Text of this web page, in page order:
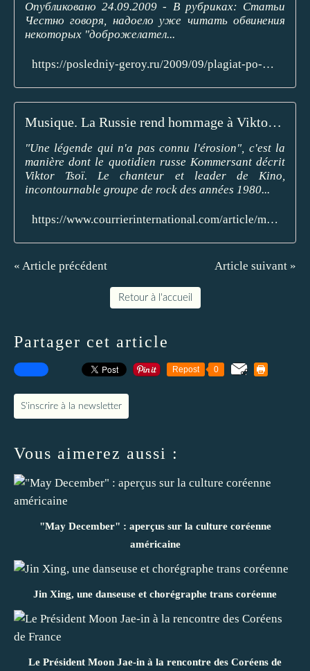
Опубликовано 24.09.2009 - В рубриках: Статьи
Честно говоря, надоело уже читать обвинения
некоторых "доброжелател...
https://posledniy-geroy.ru/2009/09/plagiat-po-kinoshnomu-chto-i-skolko-sodral-coj-u-cure-i-drugix-zamechatelnyx-lyudej/
Musique. La Russie rend hommage à Viktor Tsoï, légende du rock soviétique
"Une légende qui n'a pas connu l'érosion", c'est la
manière dont le quotidien russe Kommersant décrit
Viktor Tsoï. Le chanteur et leader de Kino,
incontournable groupe de rock des années 1980...
https://www.courrierinternational.com/article/musique-la-russie-rend-hommage-a-viktor-tsoi-legende-du-rock-sovietique
« Article précédent Article suivant »
Retour à l'accueil
Partager cet article
Repost 0
S'inscrire à la newsletter
Vous aimerez aussi :
"May December" : aperçus sur la culture coréenne
américaine
Jin Xing, une danseuse et chorégraphe trans coréenne
Le Président Moon Jae-in à la rencontre des Coréens de